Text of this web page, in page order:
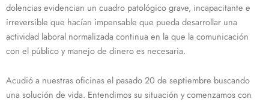
dolencias evidencian un cuadro patológico grave, incapacitante e
irreversible que hacían impensable que pueda desarrollar una
actividad laboral normalizada continua en la que la comunicación
con el público y manejo de dinero es necesaria.
Acudió a nuestras oficinas el pasado 20 de septiembre buscando
una solución de vida. Entendimos su situación y comenzamos con